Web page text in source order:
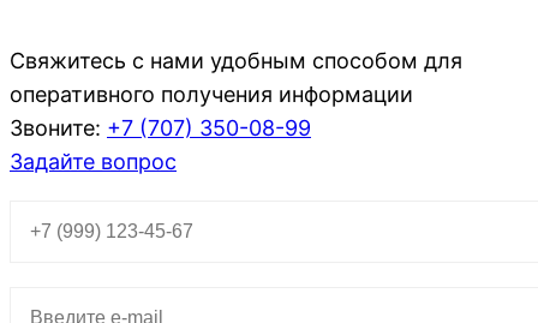
Свяжитесь с нами удобным способом для
оперативного получения информации
Звоните: +7 (707) 350-08-99
Задайте вопрос